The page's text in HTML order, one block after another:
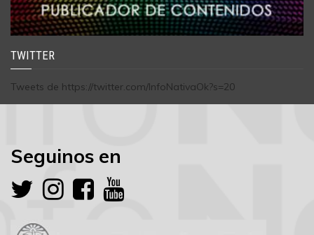
TWITTER
Tweets de https://twitter.com/InfoNativaOk?s=20
Seguinos en